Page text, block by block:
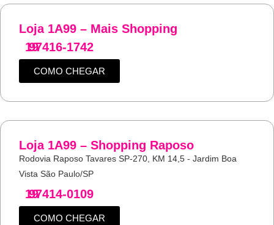
Loja 1A99 – Mais Shopping
19
97416-1742
COMO CHEGAR
Loja 1A99 – Shopping Raposo
Rodovia Raposo Tavares SP-270, KM 14,5 - Jardim Boa
Vista São Paulo/SP
19
97414-0109
COMO CHEGAR